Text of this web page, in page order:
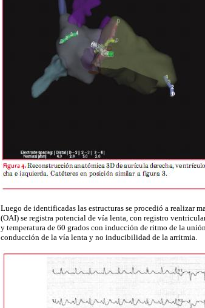
Luego de identificadas las estructuras se procedió a realizar
(OAI) se registra potencial de vía lenta, con registro
y temperatura de 60 grados con inducción de ritmo de la
conducción de la vía lenta y no inducibilidad de la arritmia.